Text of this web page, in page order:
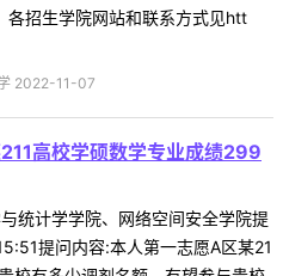
各招生学院网站和联系方式见htt
2022-11-07
高校学硕数学专业成绩299
统计学学院、网络空间安全学院提
提问内容:本人第一志愿A区某21